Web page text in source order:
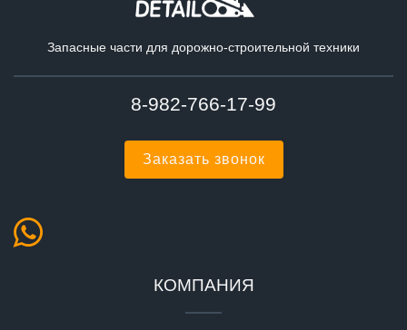
Запасные части для дорожно-строительной техники
8-982-766-17-99
Заказать звонок
КОМПАНИЯ